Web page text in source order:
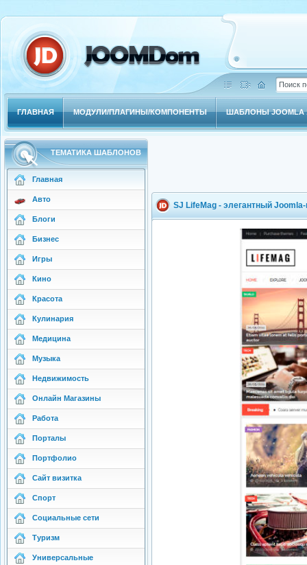
ГЛАВНАЯ МОДУЛИ/ПЛАГИНЫ/КОМПОНЕНТЫ ШАБЛОНЫ JOOMLA
ТЕМАТИКА ШАБЛОНОВ
Главная
Авто
Блоги
Бизнес
Игры
Кино
Красота
Кулинария
Медицина
Музыка
Недвижимость
Онлайн Магазины
Работа
Порталы
Портфолио
Сайт визитка
Спорт
Социальные сети
Туризм
Универсальные
SJ LifeMag - элегантный